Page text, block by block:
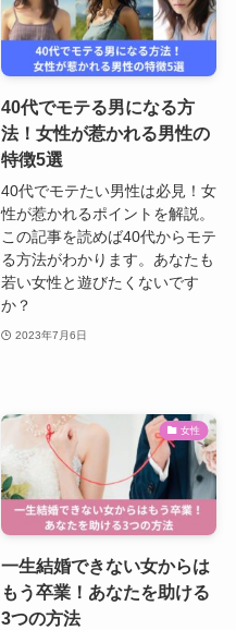
40代でモテる男になる方
法！女性が惹かれる男性の
特徴5選
40代でモテたい男性は必見！女
性が惹かれるポイントを解説。
この記事を読めば40代からモテ
る方法がわかります。あなたも
若い女性と遊びたくないです
か？
2023年7月6日
女性
一生結婚できない女からは
もう卒業！あなたを助ける
3つの方法